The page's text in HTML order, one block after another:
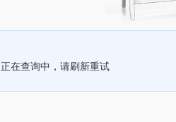
正在查询中，请刷新重试